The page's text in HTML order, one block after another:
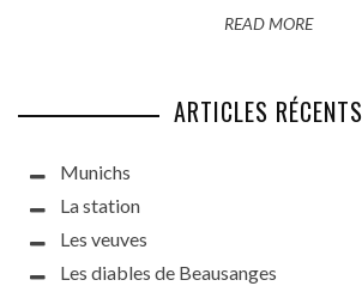
READ MORE
ARTICLES RÉCENTS
Munichs
La station
Les veuves
Les diables de Beausanges